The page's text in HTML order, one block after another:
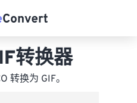
转换器
转换为 GIF。